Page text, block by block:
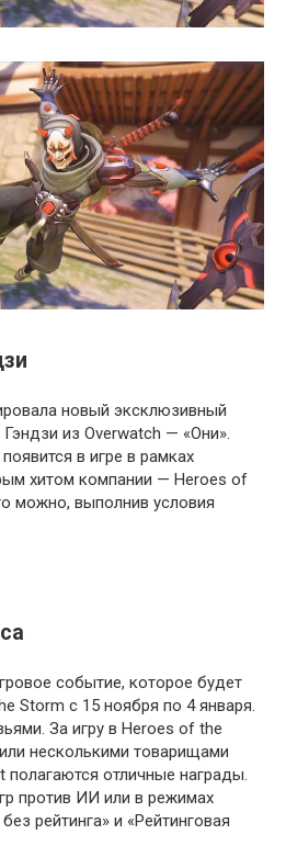
новый эксклюзивный
из Overwatch — «Они».
в игре в рамках
хитом компании — Heroes of
можно, выполнив условия
событие, которое будет
Storm с 15 ноября по 4 января.
За игру в Heroes of the
несколькими товарищами
полагаются отличные награды.
против ИИ или в режимах
рейтинга» и «Рейтинговая